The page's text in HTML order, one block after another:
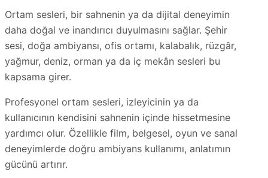
Ortam sesleri, bir sahnenin ya da dijital deneyimin
daha doğal ve inandırıcı duyulmasını sağlar. Şehir
sesi, doğa ambiyansı, ofis ortamı, kalabalık, rüzgâr,
yağmur, deniz, orman ya da iç mekân sesleri bu
kapsama girer.
Profesyonel ortam sesleri, izleyicinin ya da
kullanıcının kendisini sahnenin içinde hissetmesine
yardımcı olur. Özellikle film, belgesel, oyun ve sanal
deneyimlerde doğru ambiyans kullanımı, anlatımın
gücünü artırır.